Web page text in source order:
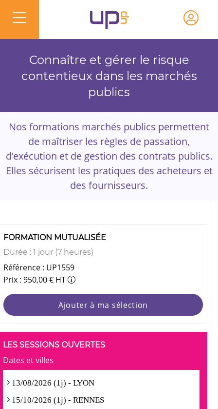
Connaître et gérer le risque
contentieux dans les marchés
publics
Nos formations marchés publics permettent
de maîtriser les règles de passation,
d’exécution et de gestion des contrats publics.
Elles sécurisent les pratiques des acheteurs et
des fournisseurs.
FORMATION MUTUALISÉE
Durée : 1 jour (7 heures)
Référence : UP1559
Prix : 950,00 € HT
Ajouter à ma sélection
LES SESSIONS OUVERTES
Dates et villes
13/08/2026 (1j) - LYON
15/10/2026 (1j) - RENNES